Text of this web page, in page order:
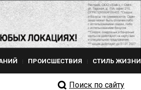
ПРОИСШЕСТВИЯ СТИЛЬ ЖИЗНИ
Поиск по сайту